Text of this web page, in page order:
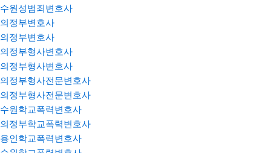
수원성범죄변호사
의정부변호사
의정부변호사
의정부형사변호사
의정부형사변호사
의정부형사전문변호사
의정부형사전문변호사
수원학교폭력변호사
의정부학교폭력변호사
용인학교폭력변호사